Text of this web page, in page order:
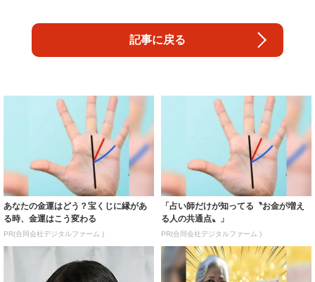
記事に戻る
あなたの金運はどう？宝くじに縁があ
る時、金運はこう変わる
PR(合同会社デジタルファーム )
「占い師だけが知ってる〝お金が増え
る人の共通点〟」
PR(合同会社デジタルファーム )